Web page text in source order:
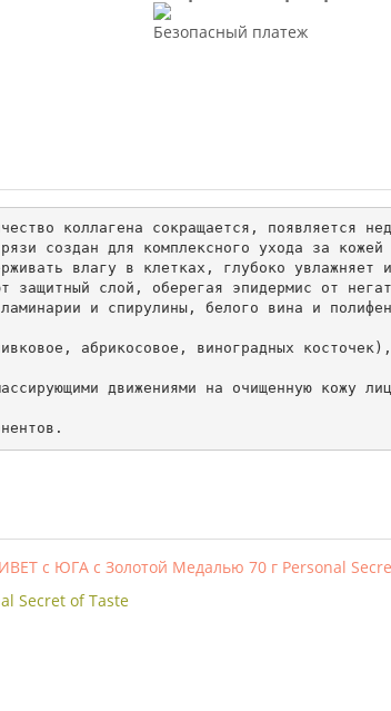
Безопасный платеж
коллагена сокращается, появляется
создан для комплексного ухода за
влагу в клетках, глубоко
защитный слой, оберегая эпидермис от
и спирулины, белого вина и
абрикосовое, виноградных
движениями на очищенную кожу
Secret of Taste